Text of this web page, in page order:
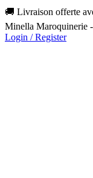
🚚 Livraison offerte
Minella Maroquinerie
Login / Register